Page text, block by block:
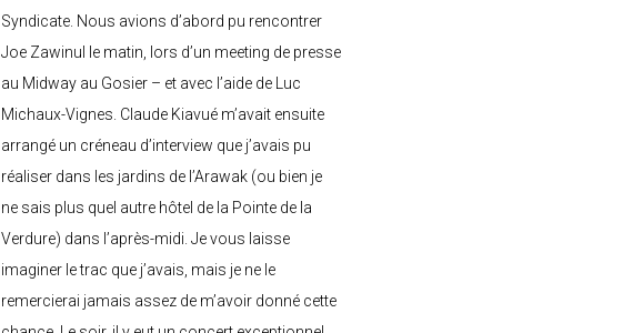
Syndicate. Nous avions d’abord pu rencontrer
Joe Zawinul le matin, lors d’un meeting de presse
au Midway au Gosier – et avec l’aide de Luc
Michaux-Vignes. Claude Kiavué m’avait ensuite
arrangé un créneau d’interview que j’avais pu
réaliser dans les jardins de l’Arawak (ou bien je
ne sais plus quel autre hôtel de la Pointe de la
Verdure) dans l’après-midi. Je vous laisse
imaginer le trac que j’avais, mais je ne le
remercierai jamais assez de m’avoir donné cette